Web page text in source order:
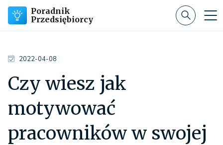
Poradnik
Przedsiębiorcy
2022-04-08
Czy wiesz jak
motywować
pracowników w swojej